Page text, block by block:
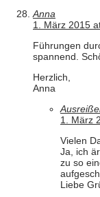
Anna
1. März 2015
Führungen
spannend.
Herzlich,
Anna
1. März
Vielen
Ja, ich
zu so
Liebe